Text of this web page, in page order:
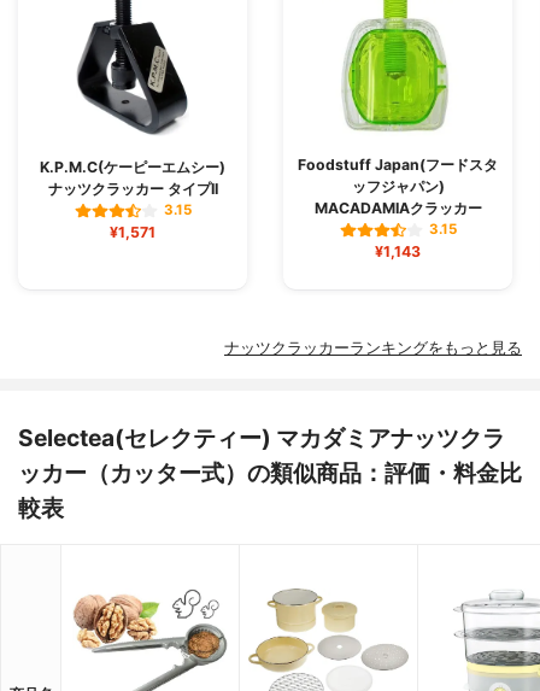
K.P.M.C(ケーピーエムシー)
ナッツクラッカー タイプII
3.15
¥1,571
Foodstuff Japan(フードスタ
ッフジャパン)
MACADAMIAクラッカー
3.15
¥1,143
ナッツクラッカーランキングをもっと見る
Selectea(セレクティー) マカダミアナッツクラ
ッカー（カッター式）の類似商品：評価・料金比
較表